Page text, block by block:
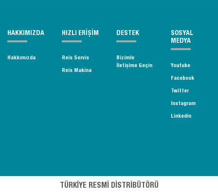
HAKKIMIZDA
Hakkımızda
HIZLI ERİŞİM
Reis Servis
Reis Makina
DESTEK
Bizimle
İletişime Geçin
SOSYAL
MEDYA
Youtube
Facebook
Twitter
Instagram
Linkedin
TÜRKİYE RESMİ DİSTRİBÜTÖRÜ